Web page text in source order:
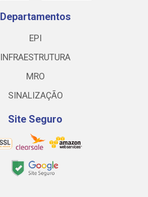
Departamentos
EPI
INFRAESTRUTURA
MRO
SINALIZAÇÃO
Site Seguro